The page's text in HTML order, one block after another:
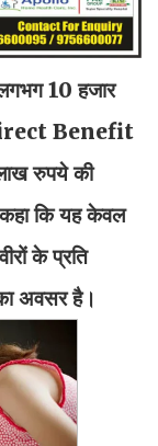
10 हजार
Benefit
रुपये की
कहा कि यह केवल
के प्रति
अवसर है।